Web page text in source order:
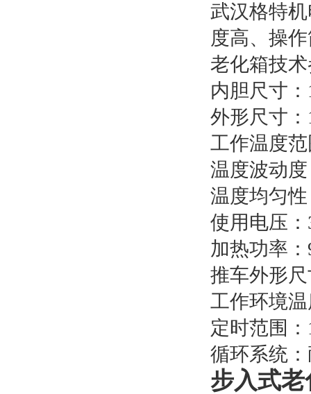
武汉格特
度高、操
老化箱技
内胆尺寸
外形尺寸
工作温度
温度波动
温度均匀
使用电压：
加热功率
推车外形
工作环境
定时范围：
循环系统
步入式老